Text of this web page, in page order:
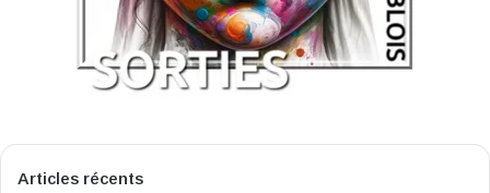
Articles récents